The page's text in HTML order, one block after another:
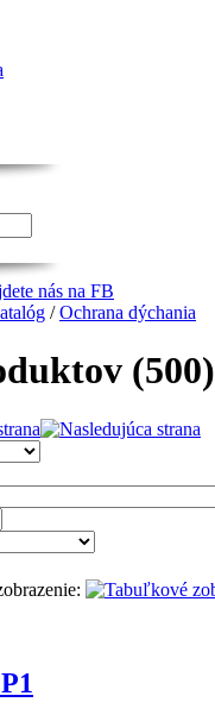
nás na FB
/Ochrana dýchania
(500)